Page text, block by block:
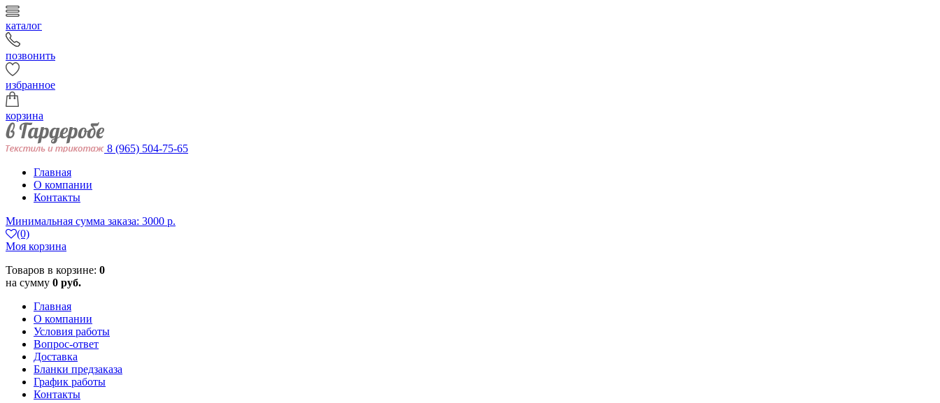
каталог
позвонить
избранное
корзина
8 (965) 504-75-65
Главная
О компании
Контакты
Минимальная сумма заказа: 3000 р.
(0)
Моя корзина
Товаров в корзине: 0
на сумму 0 руб.
Главная
О компании
Условия работы
Вопрос-ответ
Доставка
Бланки предзаказа
График работы
Контакты